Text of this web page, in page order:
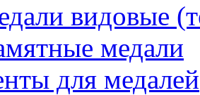
видовые
медали
для медалей